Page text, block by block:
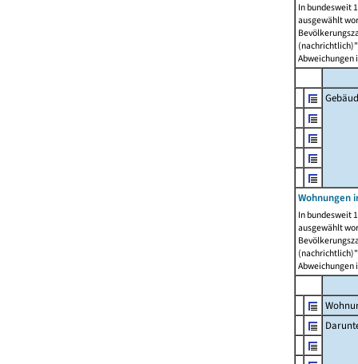
In bundesweit
ausgewählt
Abweichungen
Wohnungen
In bundesweit
ausgewählt
Abweichungen